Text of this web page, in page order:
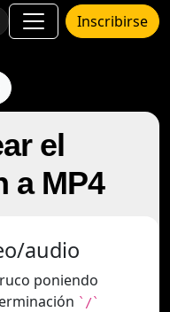
Inscribirse
el
a MP4
audio
poniendo
`/`